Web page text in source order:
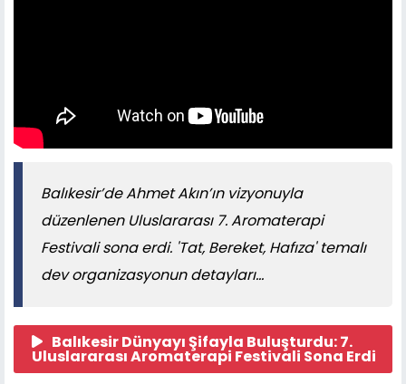
Balıkesir’de Ahmet Akın’ın vizyonuyla
düzenlenen Uluslararası 7. Aromaterapi
Festivali sona erdi. 'Tat, Bereket, Hafıza' temalı
dev organizasyonun detayları...
Balıkesir Dünyayı Şifayla Buluşturdu: 7.
Uluslararası Aromaterapi Festivali Sona Erdi